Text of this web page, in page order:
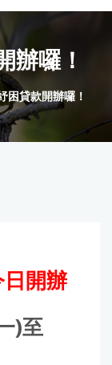
辦囉！
困貸款開辦囉！
開辦
)至